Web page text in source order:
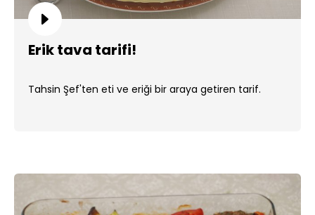
Erik tava tarifi!
Tahsin Şef'ten eti ve eriği bir araya getiren tarif.